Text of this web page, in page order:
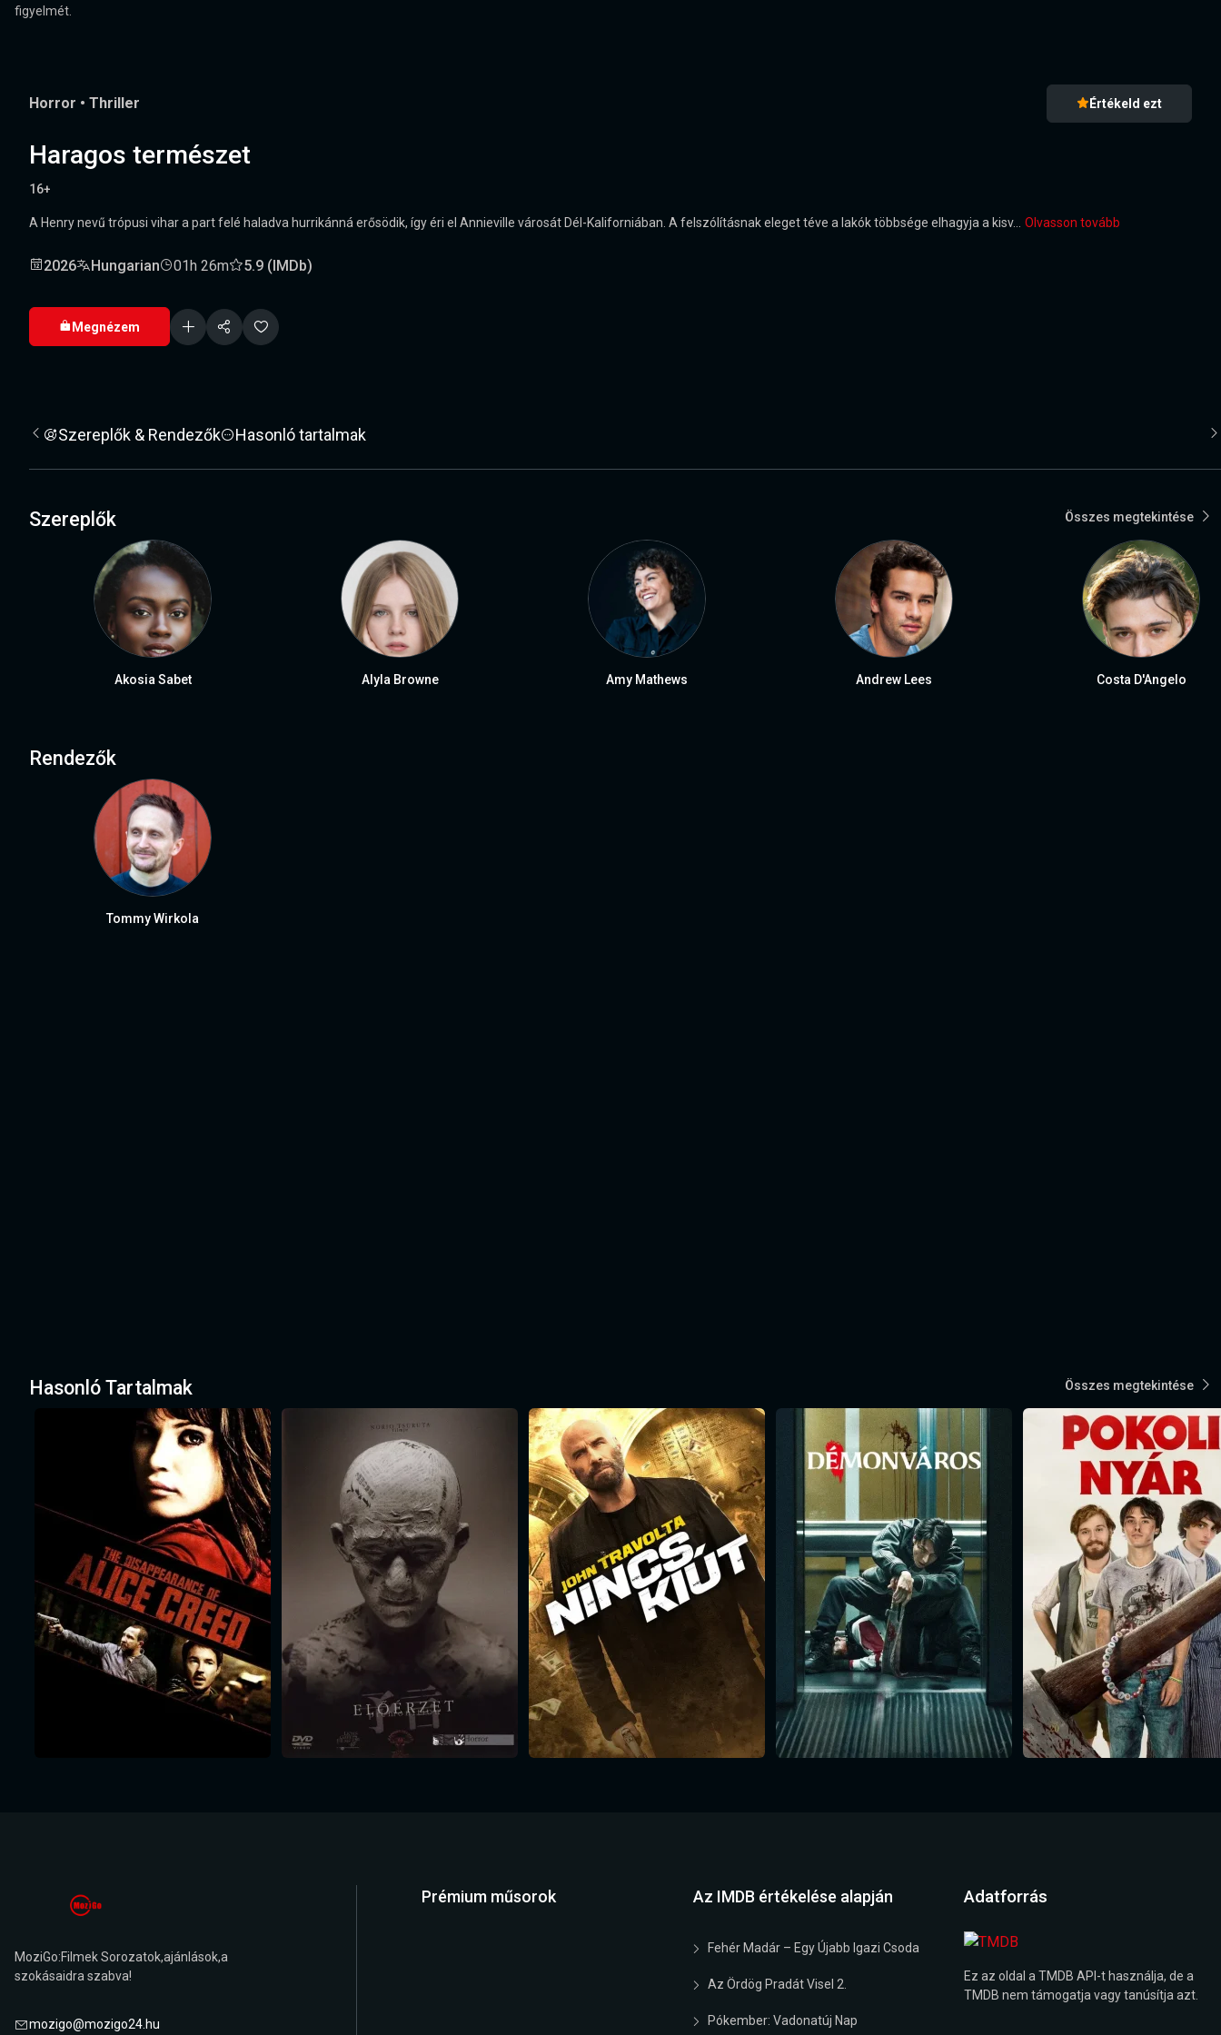
figyelmét.
Horror • Thriller Értékeld ezt
Haragos természet
16+
A Henry nevű trópusi vihar a part felé haladva hurrikánná erősödik, így éri el Annieville városát Dél-Kaliforniában. A felszólításnak eleget téve a lakók többsége elhagyja a kisv... Olvasson tovább
2026 Hungarian 01h 26m 5.9 (IMDb)
Megnézem
Szereplők & Rendezők Hasonló tartalmak
Szereplők Összes megtekintése
Akosia Sabet Alyla Browne Amy Mathews Andrew Lees Costa D'Angelo
Rendezők
Tommy Wirkola
Hasonló Tartalmak Összes megtekintése
MoziGo:Filmek Sorozatok,ajánlások,a
szokásaidra szabva!
mozigo@mozigo24.hu
Prémium műsorok Az IMDB értékelése alapján
Fehér Madár – Egy Újabb Igazi Csoda
Az Ördög Pradát Visel 2.
Pókember: Vadonatúj Nap
Adatforrás
Ez az oldal a TMDB API-t használja, de a
TMDB nem támogatja vagy tanúsítja azt.